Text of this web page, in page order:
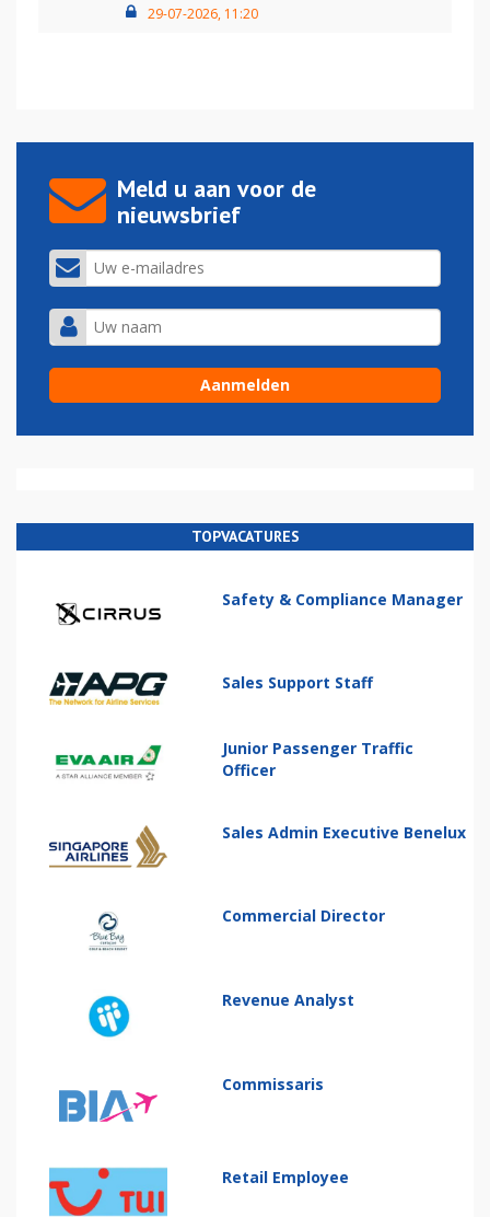
29-07-2026, 11:20
Meld u aan voor de
nieuwsbrief
TOPVACATURES
Safety & Compliance Manager
Sales Support Staff
Junior Passenger Traffic
Officer
Sales Admin Executive Benelux
Commercial Director
Revenue Analyst
Commissaris
Retail Employee